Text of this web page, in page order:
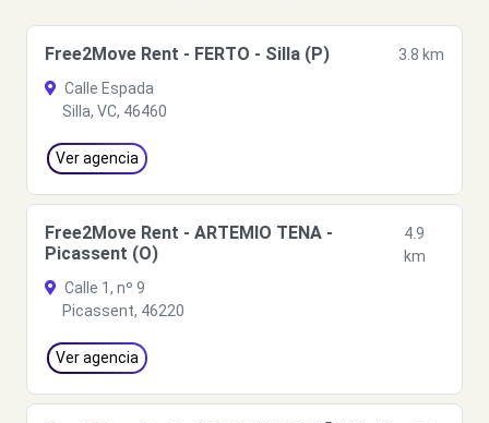
Free2Move Rent - FERTO - Silla (P)
3.8 km
Calle Espada
Silla, VC, 46460
Ver agencia
Free2Move Rent - ARTEMIO TENA -
Picassent (O)
4.9
km
Calle 1, nº 9
Picassent, 46220
Ver agencia